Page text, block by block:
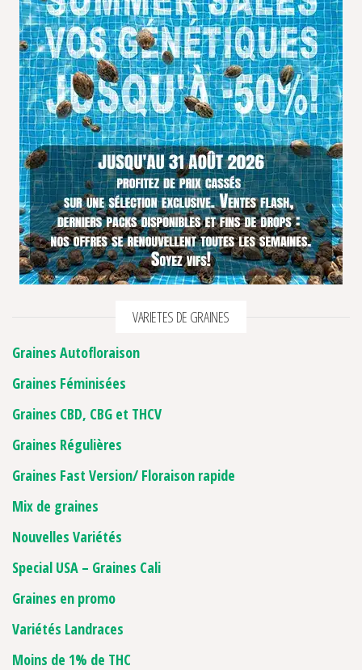
VARIETES DE GRAINES
Graines Autofloraison
Graines Féminisées
Graines CBD, CBG et THCV
Graines Régulières
Graines Fast Version/ Floraison rapide
Mix de graines
Nouvelles Variétés
Special USA – Graines Cali
Graines en promo
Variétés Landraces
Moins de 1% de THC